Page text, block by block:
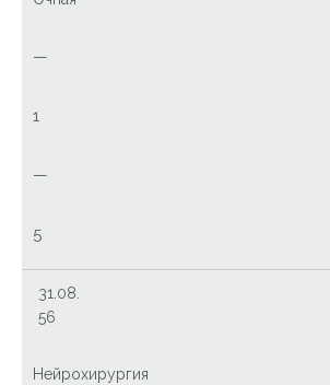
—
1
—
5
31.08.
56
Нейрохирургия